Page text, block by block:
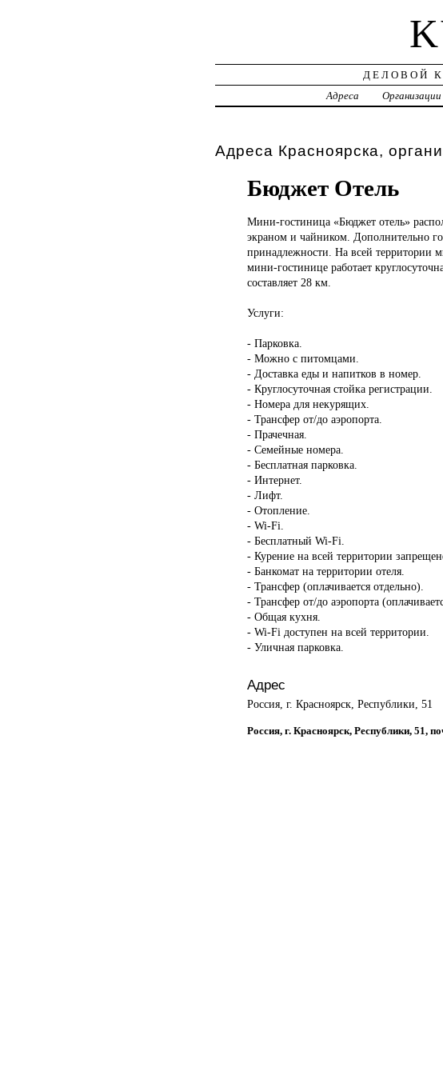
ДЕЛОВОЙ
Адреса
Организации
Адреса Красноярска,
Бюджет Отель
Мини-гостиница «Бюджет отель»
экраном и чайником. Дополнительно
принадлежности. На всей территории
мини-гостинице работает
составляет 28 км.
Услуги:
- Парковка.
- Можно с питомцами.
- Доставка еды и напитков в номер.
- Круглосуточная стойка регистрации.
- Номера для некурящих.
- Трансфер от/до аэропорта.
- Прачечная.
- Семейные номера.
- Бесплатная парковка.
- Интернет.
- Лифт.
- Отопление.
- Wi-Fi.
- Бесплатный Wi-Fi.
- Курение на всей территории
- Банкомат на территории отеля.
- Трансфер (оплачивается отдельно).
- Трансфер от/до аэропорта
- Общая кухня.
- Wi-Fi доступен на всей территории.
- Уличная парковка.
Адрес
Россия, г. Красноярск, Республики, 51
Россия, г. Красноярск, Республики, 51,